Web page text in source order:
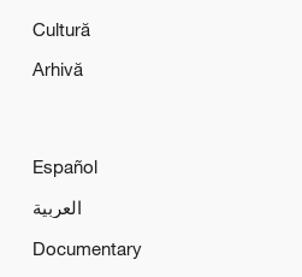
Cultură
Arhivă
Español
العربية
Documentary